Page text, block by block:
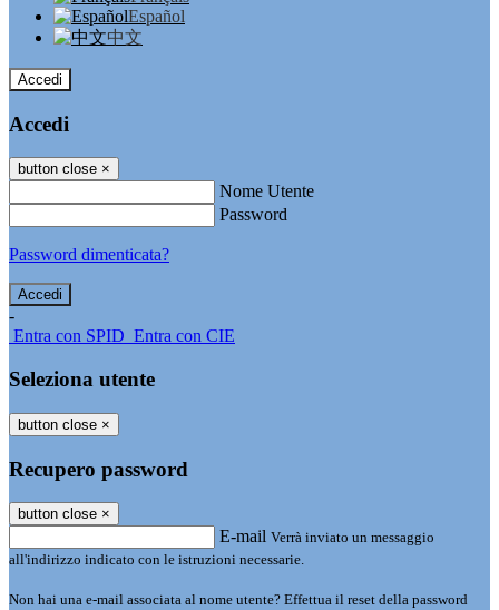
Español
中文
Accedi
Accedi
button close ×
Nome Utente
Password
Password dimenticata?
-
Entra con SPID Entra con CIE
Seleziona utente
button close ×
Recupero password
button close ×
E-mail Verrà inviato un messaggio
all'indirizzo indicato con le istruzioni necessarie.
Non hai una e-mail associata al nome utente? Effettua il reset della password